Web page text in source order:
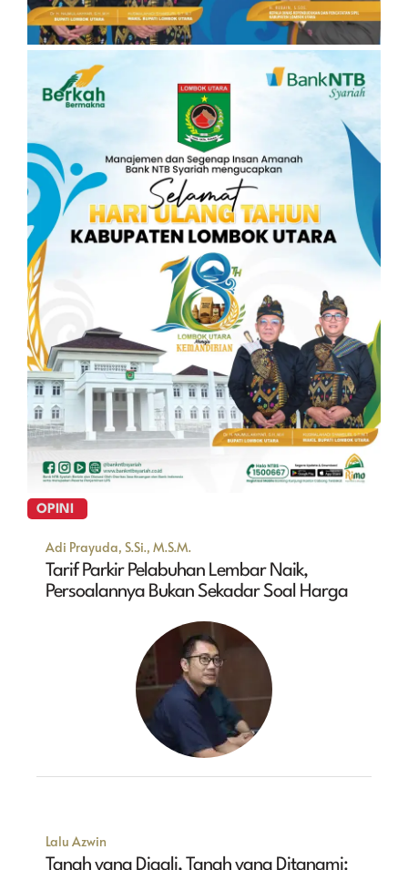
OPINI
Adi Prayuda, S.Si., M.S.M.
Tarif Parkir Pelabuhan Lembar Naik,
Persoalannya Bukan Sekadar Soal Harga
Lalu Azwin
Tanah yang Digali, Tanah yang Ditanami: